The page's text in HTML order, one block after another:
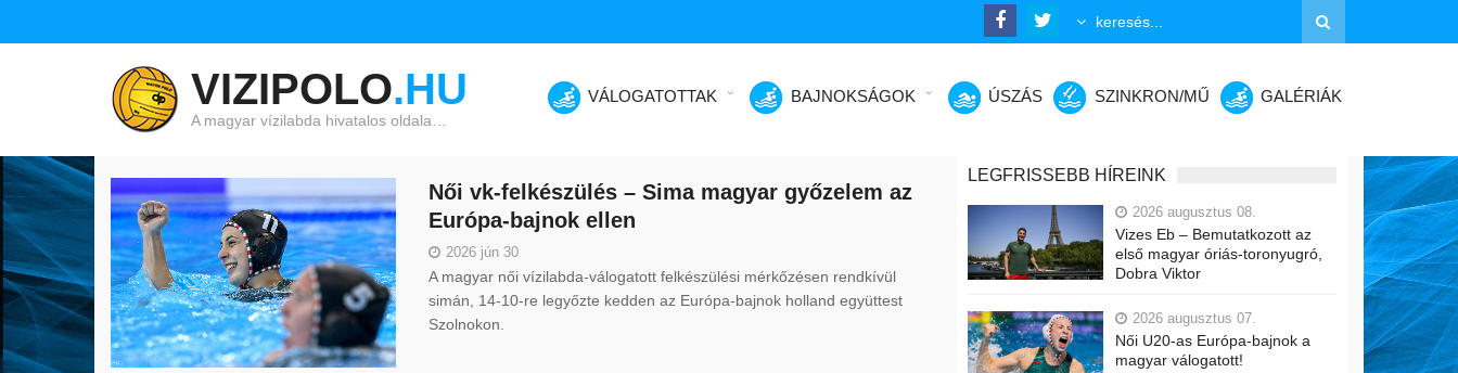
VIZIPOLO.HU
A magyar vízilabda hivatalos oldala…
VÁLOGATOTTAK BAJNOKSÁGOK ÚSZÁS SZINKRON/MŰ GALÉRIÁK
Női vk-felkészülés – Sima magyar győzelem az
Európa-bajnok ellen
2026 jún 30
A magyar női vízilabda-válogatott felkészülési mérkőzésen rendkívül
simán, 14-10-re legyőzte kedden az Európa-bajnok holland együttest
Szolnokon.
LEGFRISSEBB HÍREINK
2026 augusztus 08.
Vizes Eb – Bemutatkozott az
első magyar óriás-toronyugró,
Dobra Viktor
2026 augusztus 07.
Női U20-as Európa-bajnok a
magyar válogatott!